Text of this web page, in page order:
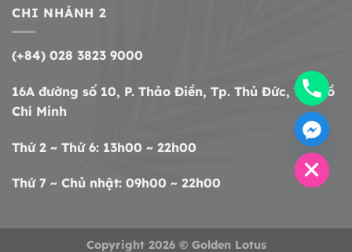
CHI NHÁNH 2
(+84) 028 3823 9000
16A đường số 10, P. Thảo Điền, Tp. Thủ Đức, Tp. Hồ
Chí Minh
Thứ 2 ~ Thứ 6: 13h00 ~ 22h00
Thứ 7 ~ Chủ nhật: 09h00 ~ 22h00
Copyright 2026 © Golden Lotus
HIDE
CHATY